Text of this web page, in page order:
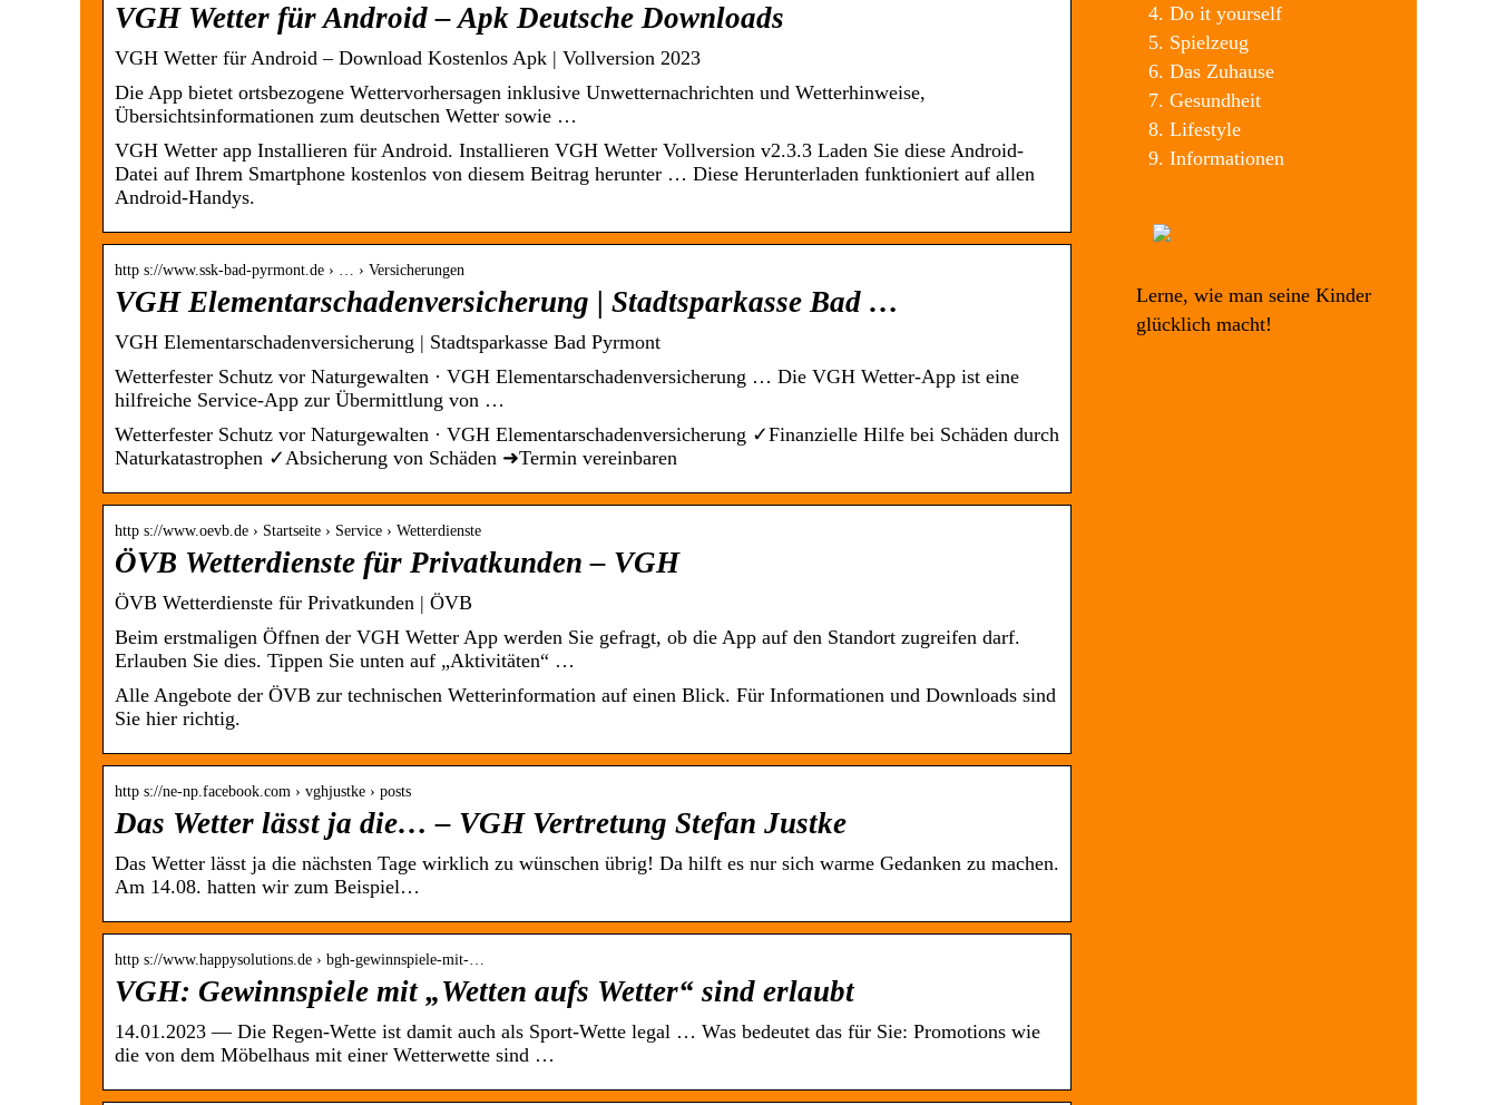
VGH Wetter für Android – Apk Deutsche Downloads
VGH Wetter für Android – Download Kostenlos Apk | Vollversion 2023
Die App bietet ortsbezogene Wettervorhersagen inklusive Unwetternachrichten und Wetterhinweise,
Übersichtsinformationen zum deutschen Wetter sowie …
VGH Wetter app Installieren für Android. Installieren VGH Wetter Vollversion v2.3.3 Laden Sie diese Android-
Datei auf Ihrem Smartphone kostenlos von diesem Beitrag herunter … Diese Herunterladen funktioniert auf allen
Android-Handys.
http s://www.ssk-bad-pyrmont.de › … › Versicherungen
VGH Elementarschadenversicherung | Stadtsparkasse Bad …
VGH Elementar­schaden­versicherung | Stadtsparkasse Bad Pyrmont
Wetterfester Schutz vor Naturgewalten · VGH Elementarschadenversicherung … Die VGH Wetter-App ist eine
hilfreiche Service-App zur Übermittlung von …
Wetterfester Schutz vor Naturgewalten · VGH Elementar­schaden­versicherung ✓Finanzielle Hilfe bei Schäden durch
Naturkatastrophen ✓Absicherung von Schäden ➜Termin vereinbaren
http s://www.oevb.de › Startseite › Service › Wetterdienste
ÖVB Wetterdienste für Privatkunden – VGH
ÖVB Wetterdienste für Privatkunden | ÖVB
Beim erstmaligen Öffnen der VGH Wetter App werden Sie gefragt, ob die App auf den Standort zugreifen darf.
Erlauben Sie dies. Tippen Sie unten auf „Aktivitäten“ …
Alle Angebote der ÖVB zur technischen Wetterinformation auf einen Blick. Für Informationen und Downloads sind
Sie hier richtig.
http s://ne-np.facebook.com › vghjustke › posts
Das Wetter lässt ja die… – VGH Vertretung Stefan Justke
Das Wetter lässt ja die nächsten Tage wirklich zu wünschen übrig! Da hilft es nur sich warme Gedanken zu machen.
Am 14.08. hatten wir zum Beispiel…
http s://www.happysolutions.de › bgh-gewinnspiele-mit-…
VGH: Gewinnspiele mit „Wetten aufs Wetter“ sind erlaubt
14.01.2023 — Die Regen-Wette ist damit auch als Sport-Wette legal … Was bedeutet das für Sie: Promotions wie
die von dem Möbelhaus mit einer Wetterwette sind …
Do it yourself
Spielzeug
Das Zuhause
Gesundheit
Lifestyle
Informationen
Lerne, wie man seine Kinder
glücklich macht!